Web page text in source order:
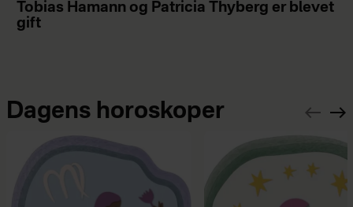
Tobias Hamann og Patricia Thyberg er blevet
gift
Dagens horoskoper